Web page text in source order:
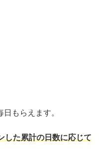
もらえます。
した累計の日数に応じて